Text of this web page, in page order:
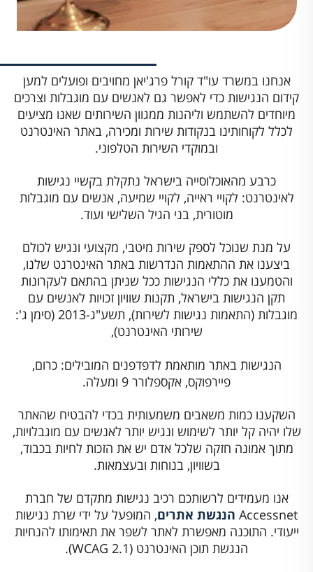
אנחנו במשרד עו"ד קורל פרג'יאן מחויבים ופועלים למען
קידום הנגישות כדי לאפשר גם לאנשים עם מוגבלות וצרכים
מיוחדים להשתמש וליהנות ממגוון השירותים שאנו מציעים
לכלל לקוחותינו בנקודות שירות ומכירה, באתר האינטרנט
ובמוקדי השירות הטלפוני.
כרבע מהאוכלוסייה בישראל נתקלת בקשיי נגישות
לאינטרנט: לקויי ראייה, לקויי שמיעה, אנשים עם מוגבלות
מוטורית, בני הגיל השלישי ועוד.
על מנת שנוכל לספק שירות מיטבי, מקצועי ונגיש לכולם
ביצענו את ההתאמות הנדרשות באתר האינטרנט שלנו,
והטמענו את כללי הנגישות ככל שניתן בהתאם לעקרונות
תקן הנגישות בישראל, תקנות שוויון זכויות לאנשים עם
מוגבלות (התאמות נגישות לשירות), תשע"ג-2013 (סימן ג':
שירותי האינטרנט),
הנגישות באתר מותאמת לדפדפנים המובילים: כרום,
פיירפוקס, אקספלורר 9 ומעלה.
השקענו כמות משאבים משמעותית בכדי להבטיח שהאתר
שלו יהיה קל יותר לשימוש ונגיש יותר לאנשים עם מוגבלויות,
מתוך אמונה חזקה שלכל אדם יש את הזכות לחיות בכבוד,
בשוויון, בנוחות ובעצמאות.
אנו מעמידים לרשותכם רכיב נגישות מתקדם של חברת
Accessnet הנגשת אתרים, המופעל על ידי שרת נגישות
ייעודי. התוכנה מאפשרת לאתר לשפר את תאימותו להנחיות
הנגשת תוכן האינטרנט (WCAG 2.1).